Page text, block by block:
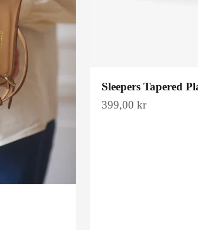
Sleepers Tapered
Salgspris
399,00 kr